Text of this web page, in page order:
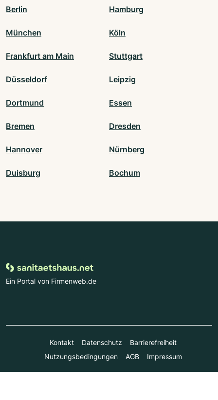
Berlin Hamburg
München Köln
Frankfurt am Main Stuttgart
Düsseldorf Leipzig
Dortmund Essen
Bremen Dresden
Hannover Nürnberg
Duisburg Bochum
Ein Portal von Firmenweb.de
Kontakt Datenschutz
Barrierefreiheit
Nutzungsbedingungen
AGB Impressum